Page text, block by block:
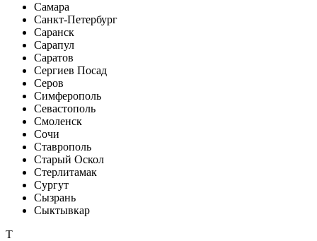
Самара
Санкт-Петербург
Саранск
Сарапул
Саратов
Сергиев Посад
Серов
Симферополь
Севастополь
Смоленск
Сочи
Ставрополь
Старый Оскол
Стерлитамак
Сургут
Сызрань
Сыктывкар
Т